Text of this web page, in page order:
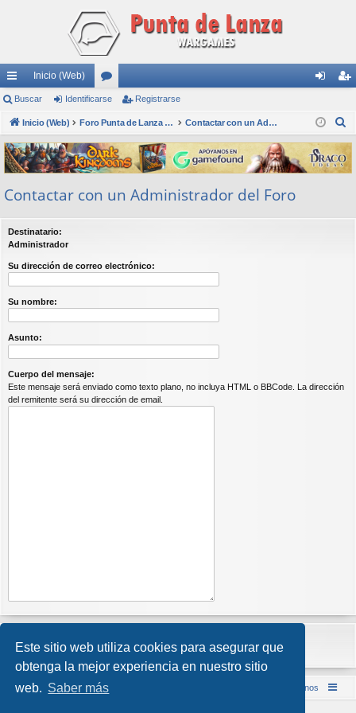
Este sitio web utiliza cookies para asegurar que
obtenga la mejor experiencia en nuestro sitio
web. Saber más
nl
ac
es
rá
pi
do
s
Inicio (Web)
or
os nti
fic
ar
ist
ra
rs
Buscar Identificarse Registrarse
Inicio (Web) Foro Punta de Lanza Wargames Contactar con un Administrador del Foro
s
c
Contactar con un Administrador del Foro
Destinatario:
Administrador
Su dirección de correo electrónico:
Su nombre:
Asunto:
Cuerpo del mensaje:
Este mensaje será enviado como texto plano, no incluya HTML o BBCode. La dirección
del remitente será su dirección de email.
Inicio (Web) Foro Punta de Lanza Wargames Contáctenos